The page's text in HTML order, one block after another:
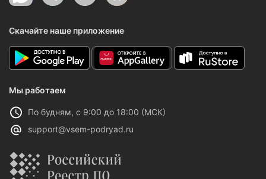
Скачайте наше приложение
Мы работаем
По будням, с 9:00 до 18:00 (МСК)
support@vsem-podryad.ru